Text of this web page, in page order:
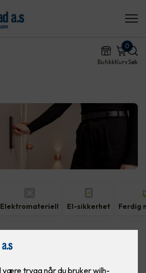
ButikkKurv
0
Søk
Elektromateriell El-sikkerhet Ferdig